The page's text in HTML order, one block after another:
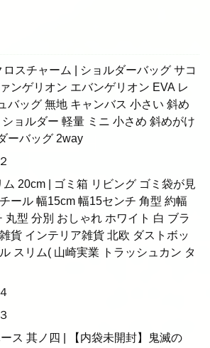
スチャーム | ショルダーバッグ サコ
ンゲリオン エバンゲリオン EVA レ
バッグ 無地 キャンバス 小さい 斜め
ョルダー 軽量 ミニ 小さめ 斜めがけ
ーバッグ 2way
ム 20cm | ゴミ箱 リビング ゴミ袋が見
ール 幅15cm 幅15センチ 角型 約幅
丸型 分別 おしゃれ ホワイト 白 ブラ
貨 インテリア雑貨 北欧 ダストボッ
スリム( 山崎実業 トラッシュカン タ
ス 其ノ四 | 【内袋未開封】鬼滅の